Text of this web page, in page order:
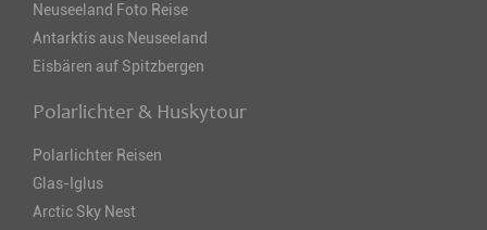
Neuseeland Foto Reise
Antarktis aus Neuseeland
Eisbären auf Spitzbergen
Polarlichter & Huskytour
Polarlichter Reisen
Glas-Iglus
Arctic Sky Nest